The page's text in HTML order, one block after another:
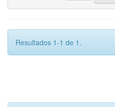
Resultados 1-1 de 1.